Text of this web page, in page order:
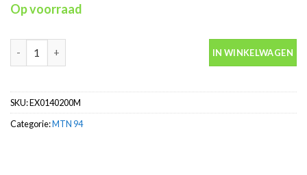
Op voorraad
IN WINKELWAGEN
SKU:EX0140200M
Categorie:MTN 94